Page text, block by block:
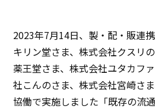
IR情報
IR情報
2023年7月14日、製・配・販連
キリン堂さま、株式会社クスリ
薬王堂さま、株式会社ユタカフ
社こんのさま、株式会社宮崎さ
協働で実施しました「既存の流